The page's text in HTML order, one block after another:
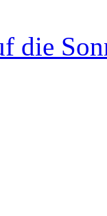
die